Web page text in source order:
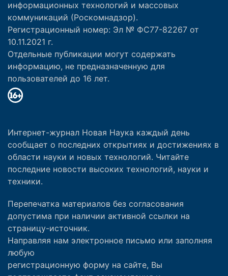
информационных технологий и массовых
коммуникаций (Роскомнадзор).
Регистрационный номер: Эл № ФС77-82267 от
10.11.2021 г.
Отдельные публикации могут содержать
информацию, не предназначенную для
пользователей до 16 лет.
Интернет-журнал Новая Наука каждый день
сообщает о последних открытиях и достижениях в
области науки и новых технологий. Читайте
последние новости высоких технологий, науки и
техники.
Перепечатка материалов без согласования
допустима при наличии активной ссылки на
страницу-источник.
Направляя нам электронное письмо или заполняя
любую
регистрационную форму на сайте, Вы